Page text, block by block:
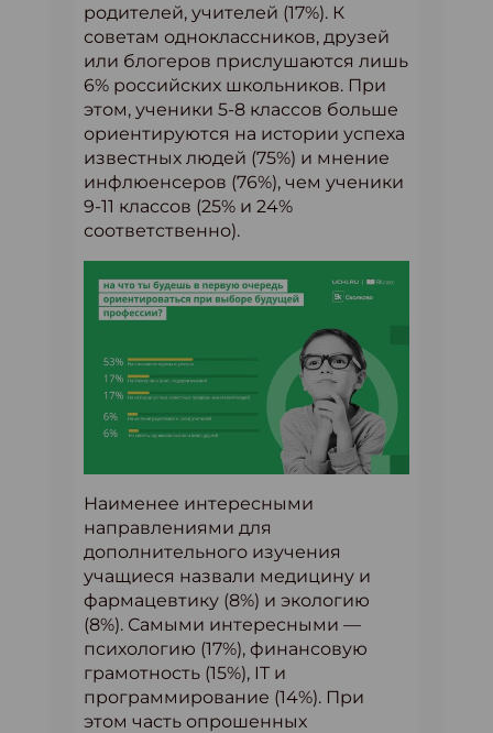
родителей, учителей (17%). К
советам одноклассников, друзей
или блогеров прислушаются лишь
6% российских школьников. При
этом, ученики 5-8 классов больше
ориентируются на истории успеха
известных людей (75%) и мнение
инфлюенсеров (76%), чем ученики
9-11 классов (25% и 24%
соответственно).
Наименее интересными
направлениями для
дополнительного изучения
учащиеся назвали медицину и
фармацевтику (8%) и экологию
(8%). Самыми интересными —
психологию (17%), финансовую
грамотность (15%), IT и
программирование (14%). При
этом часть опрошенных